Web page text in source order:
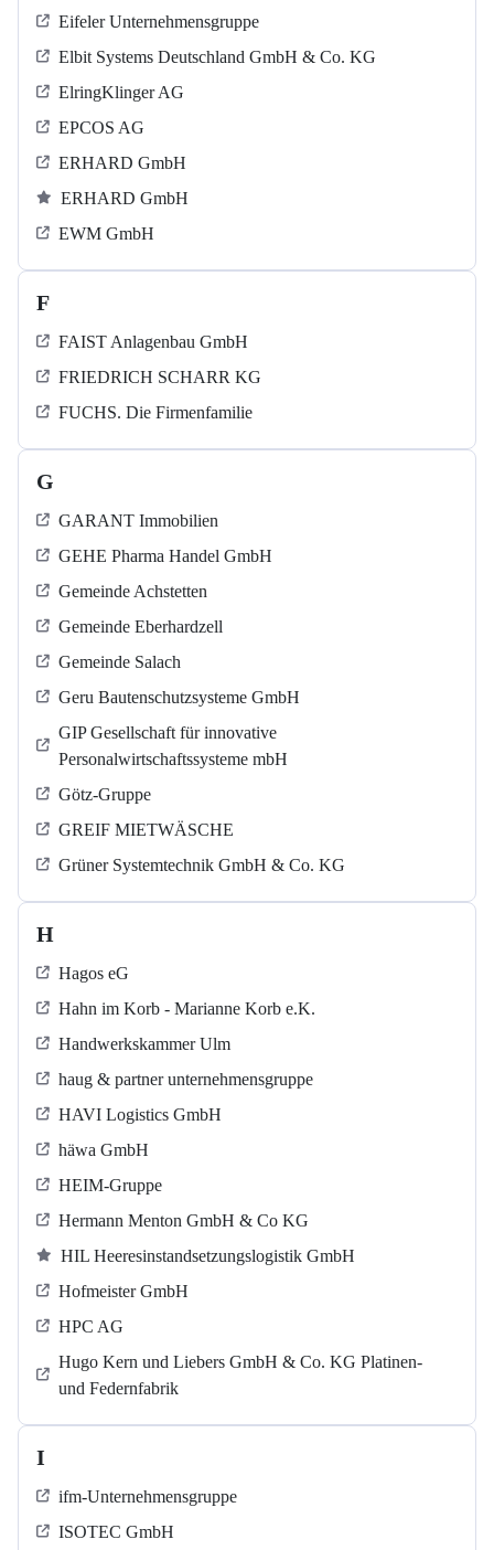
Eifeler Unternehmensgruppe
Elbit Systems Deutschland GmbH & Co. KG
ElringKlinger AG
EPCOS AG
ERHARD GmbH
ERHARD GmbH
EWM GmbH
F
FAIST Anlagenbau GmbH
FRIEDRICH SCHARR KG
FUCHS. Die Firmenfamilie
G
GARANT Immobilien
GEHE Pharma Handel GmbH
Gemeinde Achstetten
Gemeinde Eberhardzell
Gemeinde Salach
Geru Bautenschutzsysteme GmbH
GIP Gesellschaft für innovative
Personalwirtschaftssysteme mbH
Götz-Gruppe
GREIF MIETWÄSCHE
Grüner Systemtechnik GmbH & Co. KG
H
Hagos eG
Hahn im Korb - Marianne Korb e.K.
Handwerkskammer Ulm
haug & partner unternehmensgruppe
HAVI Logistics GmbH
häwa GmbH
HEIM-Gruppe
Hermann Menton GmbH & Co KG
HIL Heeresinstandsetzungslogistik GmbH
Hofmeister GmbH
HPC AG
Hugo Kern und Liebers GmbH & Co. KG Platinen-
und Federnfabrik
I
ifm-Unternehmensgruppe
ISOTEC GmbH